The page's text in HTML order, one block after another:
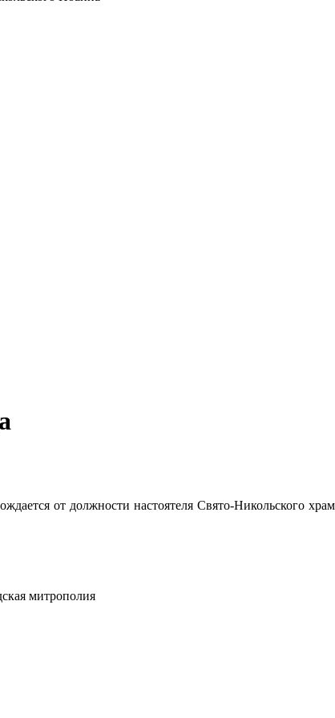
от должности настоятеля Свято-Никольского
митрополия